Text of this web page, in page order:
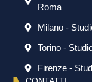
Roma
Milano -
Torino -
Firenze -